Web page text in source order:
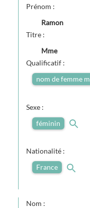
Prénom :
Ramon
Titre :
Mme
Qualificatif :
nom de femme
Sexe :
féminin
Nationalité :
France
Nom :